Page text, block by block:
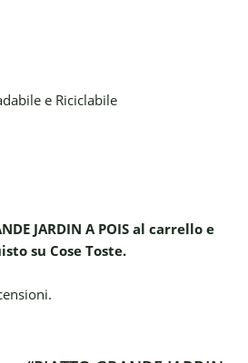
e Riciclabile
JARDIN A POIS al carrello e
su Cose Toste.